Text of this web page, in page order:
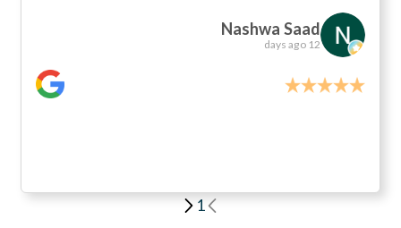
Nashwa Saad
12 days ago
1